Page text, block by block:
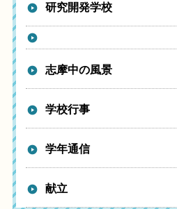
研究開発学校
志摩中の風景
学校行事
学年通信
献立